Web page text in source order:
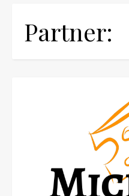
Partner: